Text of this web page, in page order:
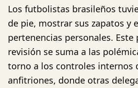
Los futbolistas brasileños
de pie, mostrar sus zapatos y
pertenencias personales.
revisión se suma a las
torno a los controles internos
anfitriones, donde otras